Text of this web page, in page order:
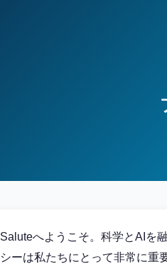
Saluteへようこそ。科学とAIを
シーは私たちにとって非常に重